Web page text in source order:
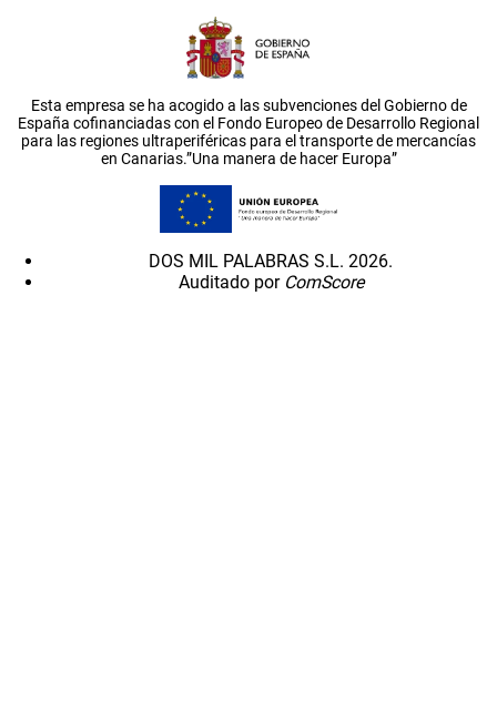
Esta empresa se ha acogido a las subvenciones del Gobierno de
España cofinanciadas con el Fondo Europeo de Desarrollo Regional
para las regiones ultraperiféricas para el transporte de mercancías
en Canarias.”Una manera de hacer Europa”
DOS MIL PALABRAS S.L. 2026.
Auditado por ComScore